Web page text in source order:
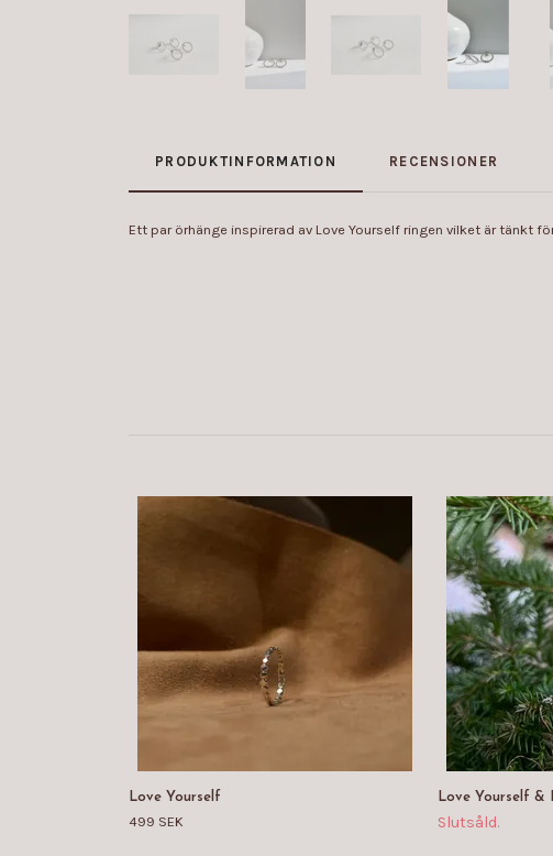
PRODUKTINFORMATION RECENSIONER
Ett par örhänge inspirerad av Love Yourself ringen vilket är tänkt
Love Yourself
499 SEK
Love Yourself &
Slutsåld.